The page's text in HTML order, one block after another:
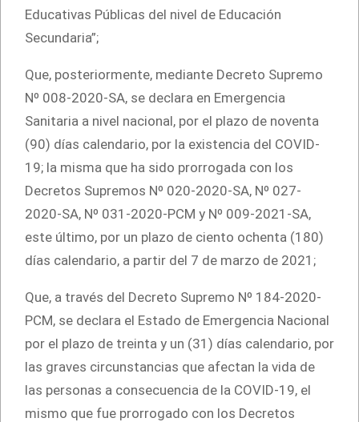
Educativas Públicas del nivel de Educación
Secundaria”;
Que, posteriormente, mediante Decreto Supremo
Nº 008-2020-SA, se declara en Emergencia
Sanitaria a nivel nacional, por el plazo de noventa
(90) días calendario, por la existencia del COVID-
19; la misma que ha sido prorrogada con los
Decretos Supremos Nº 020-2020-SA, Nº 027-
2020-SA, Nº 031-2020-PCM y Nº 009-2021-SA,
este último, por un plazo de ciento ochenta (180)
días calendario, a partir del 7 de marzo de 2021;
Que, a través del Decreto Supremo Nº 184-2020-
PCM, se declara el Estado de Emergencia Nacional
por el plazo de treinta y un (31) días calendario, por
las graves circunstancias que afectan la vida de
las personas a consecuencia de la COVID-19, el
mismo que fue prorrogado con los Decretos